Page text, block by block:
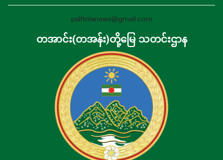
pslftnlanews@gmail.com
တအာင်း(တအန်း)တို့မြေ သတင်းဌာန